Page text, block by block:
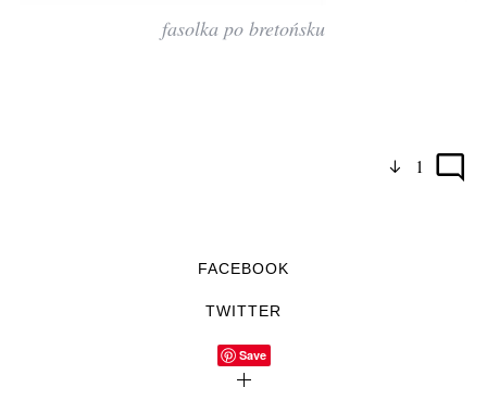
fasolka po bretońsku
1
FACEBOOK
TWITTER
Save